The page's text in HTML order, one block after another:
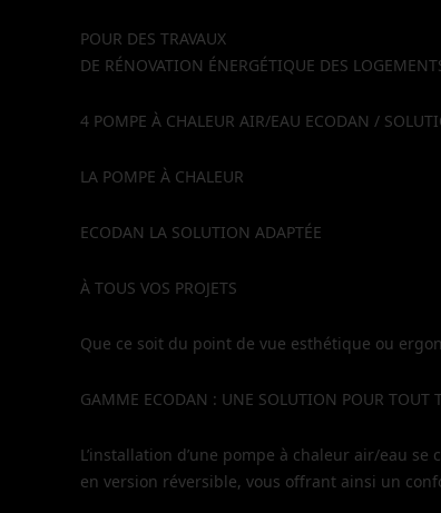
POUR DES TRAVAUX
DE RÉNOVATION ÉNERGÉTIQUE DES
4 POMPE À CHALEUR AIR/EAU ECODAN /
LA POMPE À CHALEUR
ECODAN LA SOLUTION ADAPTÉE
À TOUS VOS PROJETS
Que ce soit du point de vue esthétique ou
GAMME ECODAN : UNE SOLUTION POUR TOUT
L’installation d’une pompe à chaleur air/eau
en version réversible, vous offrant ainsi un